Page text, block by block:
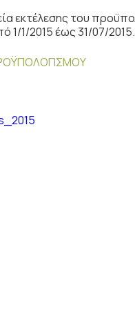
εκτέλεσης του
1/1/2015 έως 31/07/2015.